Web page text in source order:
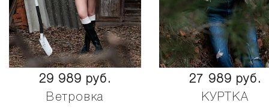
29 989 руб.
Ветровка
27 989 руб.
КУРТКА